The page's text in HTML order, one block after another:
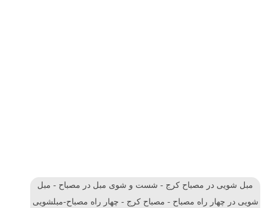
مبل شویی در مصباح کرج - شست و شوی مبل در مصباح - مبل
شویی در چهار راه مصباح - مصباح کرج - چهار راه مصباح-مبلشویی